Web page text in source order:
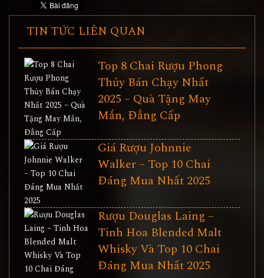
TIN TỨC LIÊN QUAN
Top 8 Chai Rượu Phong
Thủy Bán Chạy Nhất
2025 – Quà Tặng May
Mắn, Đẳng Cấp
Giá Rượu Johnnie
Walker – Top 10 Chai
Đáng Mua Nhất 2025
Rượu Douglas Laing –
Tinh Hoa Blended Malt
Whisky Và Top 10 Chai
Đáng Mua Nhất 2025